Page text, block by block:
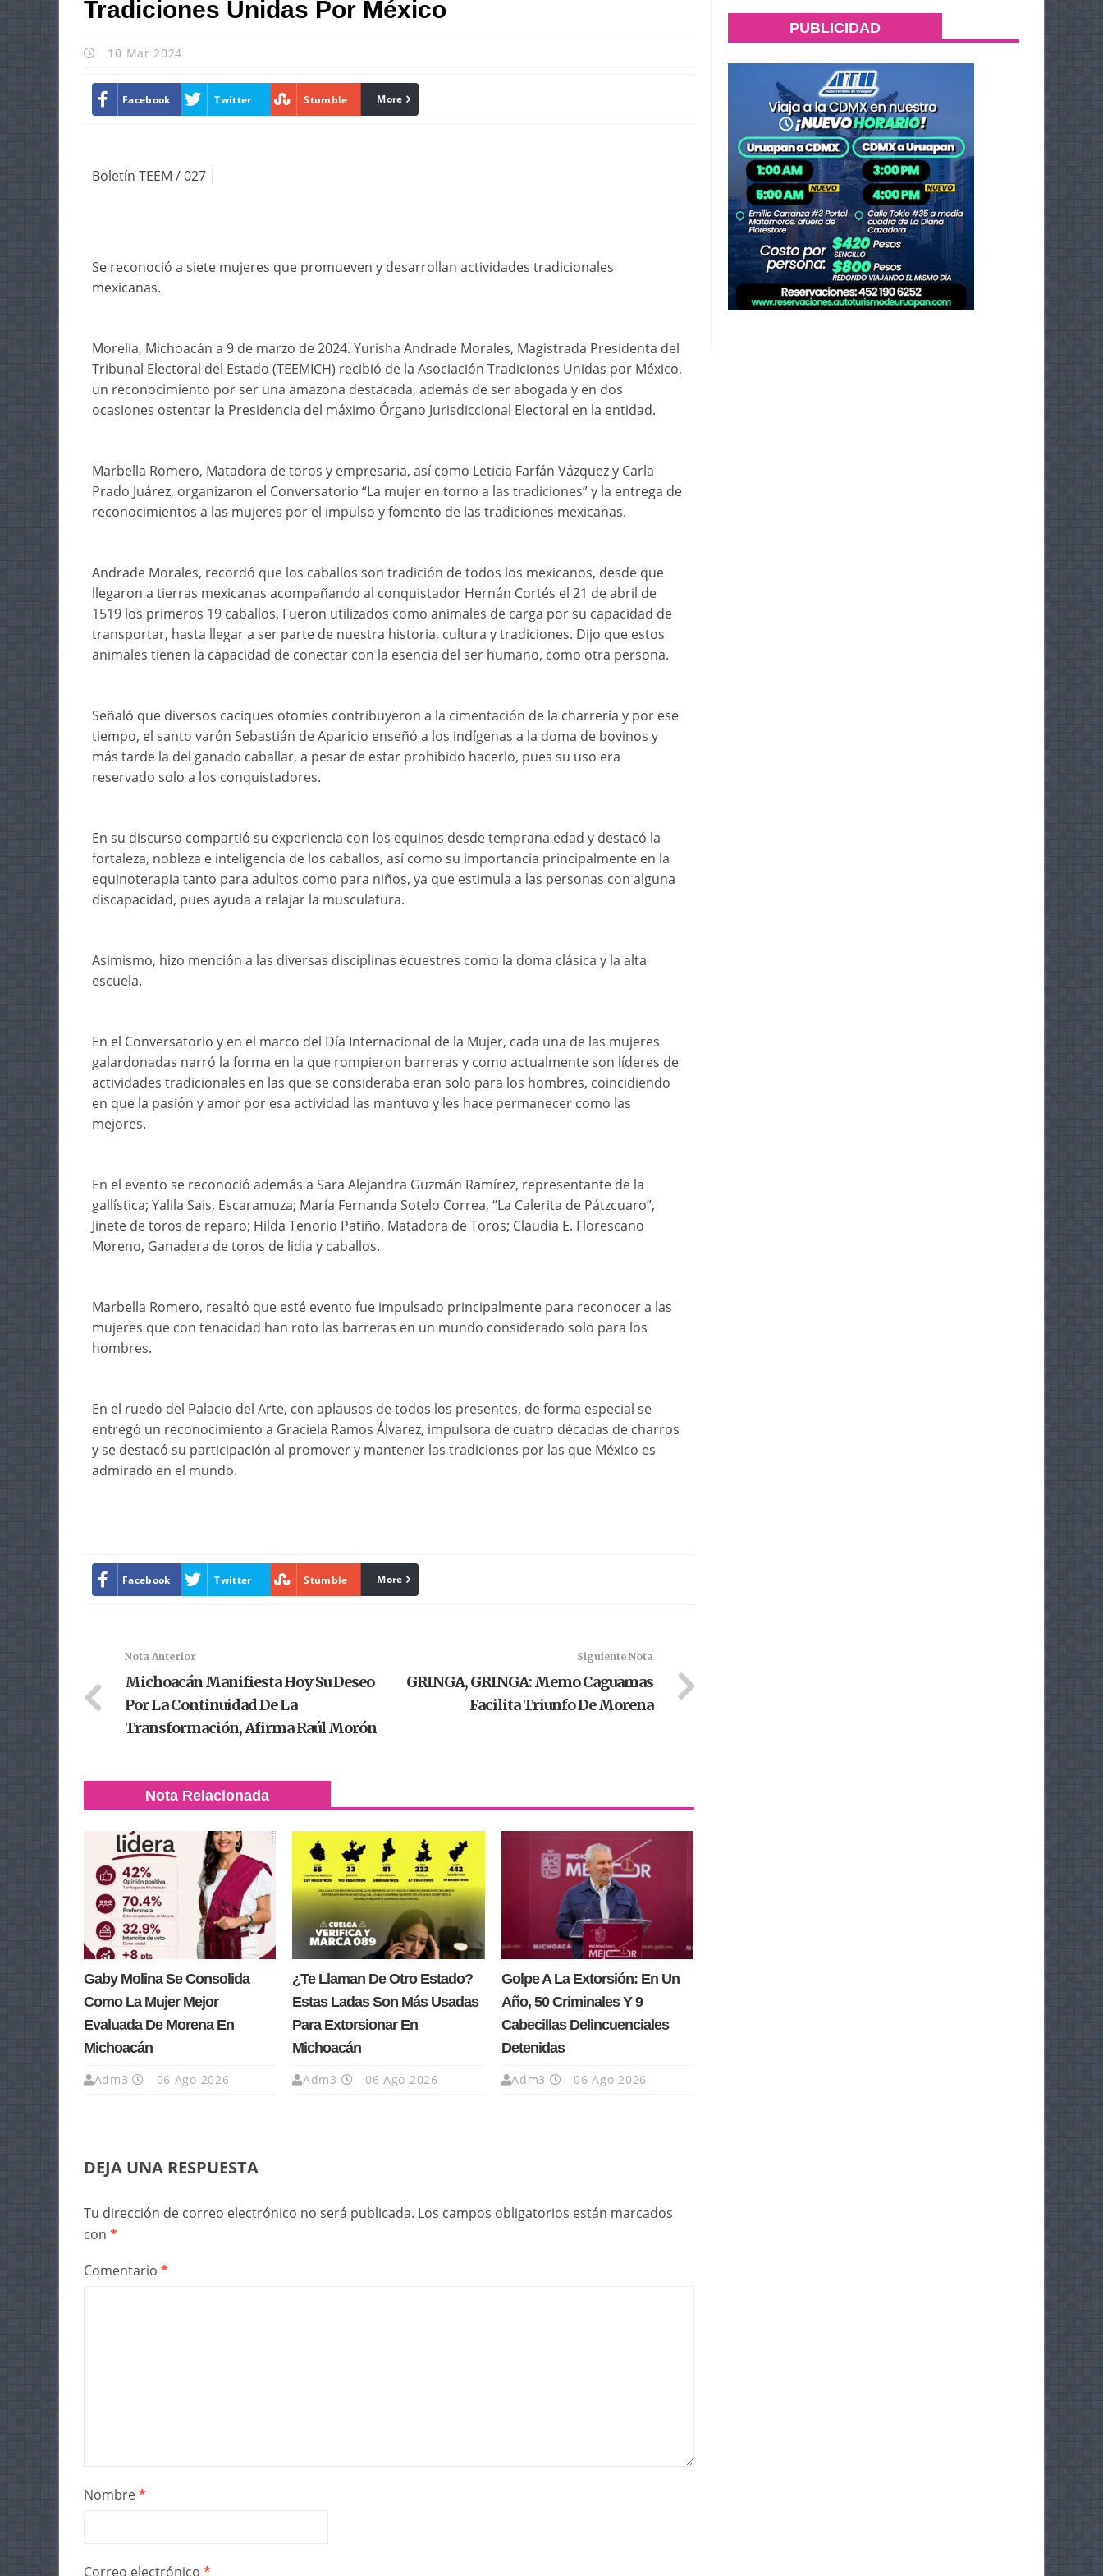
Tradiciones Unidas Por México
10 Mar 2024
Facebook Twitter Stumble linkedin
More
Boletín TEEM / 027 |
Se reconoció a siete mujeres que promueven y desarrollan actividades tradicionales
mexicanas.
Morelia, Michoacán a 9 de marzo de 2024. Yurisha Andrade Morales, Magistrada Presidenta del
Tribunal Electoral del Estado (TEEMICH) recibió de la Asociación Tradiciones Unidas por México,
un reconocimiento por ser una amazona destacada, además de ser abogada y en dos
ocasiones ostentar la Presidencia del máximo Órgano Jurisdiccional Electoral en la entidad.
Marbella Romero, Matadora de toros y empresaria, así como Leticia Farfán Vázquez y Carla
Prado Juárez, organizaron el Conversatorio “La mujer en torno a las tradiciones” y la entrega de
reconocimientos a las mujeres por el impulso y fomento de las tradiciones mexicanas.
Andrade Morales, recordó que los caballos son tradición de todos los mexicanos, desde que
llegaron a tierras mexicanas acompañando al conquistador Hernán Cortés el 21 de abril de
1519 los primeros 19 caballos. Fueron utilizados como animales de carga por su capacidad de
transportar, hasta llegar a ser parte de nuestra historia, cultura y tradiciones. Dijo que estos
animales tienen la capacidad de conectar con la esencia del ser humano, como otra persona.
Señaló que diversos caciques otomíes contribuyeron a la cimentación de la charrería y por ese
tiempo, el santo varón Sebastián de Aparicio enseñó a los indígenas a la doma de bovinos y
más tarde la del ganado caballar, a pesar de estar prohibido hacerlo, pues su uso era
reservado solo a los conquistadores.
En su discurso compartió su experiencia con los equinos desde temprana edad y destacó la
fortaleza, nobleza e inteligencia de los caballos, así como su importancia principalmente en la
equinoterapia tanto para adultos como para niños, ya que estimula a las personas con alguna
discapacidad, pues ayuda a relajar la musculatura.
Asimismo, hizo mención a las diversas disciplinas ecuestres como la doma clásica y la alta
escuela.
En el Conversatorio y en el marco del Día Internacional de la Mujer, cada una de las mujeres
galardonadas narró la forma en la que rompieron barreras y como actualmente son líderes de
actividades tradicionales en las que se consideraba eran solo para los hombres, coincidiendo
en que la pasión y amor por esa actividad las mantuvo y les hace permanecer como las
mejores.
En el evento se reconoció además a Sara Alejandra Guzmán Ramírez, representante de la
gallística; Yalila Sais, Escaramuza; María Fernanda Sotelo Correa, “La Calerita de Pátzcuaro”,
Jinete de toros de reparo; Hilda Tenorio Patiño, Matadora de Toros; Claudia E. Florescano
Moreno, Ganadera de toros de lidia y caballos.
Marbella Romero, resaltó que esté evento fue impulsado principalmente para reconocer a las
mujeres que con tenacidad han roto las barreras en un mundo considerado solo para los
hombres.
En el ruedo del Palacio del Arte, con aplausos de todos los presentes, de forma especial se
entregó un reconocimiento a Graciela Ramos Álvarez, impulsora de cuatro décadas de charros
y se destacó su participación al promover y mantener las tradiciones por las que México es
admirado en el mundo.
Facebook Twitter Stumble linkedin
More
Nota Anterior
Michoacán Manifiesta Hoy Su Deseo
Por La Continuidad De La
Transformación, Afirma Raúl Morón
Siguiente Nota
GRINGA, GRINGA: Memo Caguamas
Facilita Triunfo De Morena
Nota Relacionada
Gaby Molina Se Consolida
Como La Mujer Mejor
Evaluada De Morena En
Michoacán
Adm3 06 Ago 2026
¿Te Llaman De Otro Estado?
Estas Ladas Son Más Usadas
Para Extorsionar En
Michoacán
Adm3 06 Ago 2026
Golpe A La Extorsión: En Un
Año, 50 Criminales Y 9
Cabecillas Delincuenciales
Detenidas
Adm3 06 Ago 2026
DEJA UNA RESPUESTA
Tu dirección de correo electrónico no será publicada. Los campos obligatorios están marcados
con *
Comentario *
Nombre*
Correo electrónico *
PUBLICIDAD